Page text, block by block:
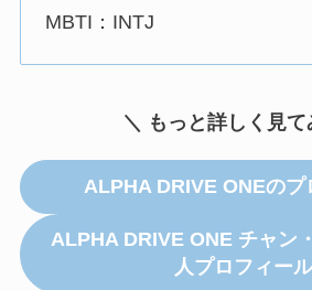
MBTI：INTJ
＼ もっと詳しく見て
ALPHA DRIVE ONEのプ
ALPHA DRIVE ONE チャン
人プロフィー